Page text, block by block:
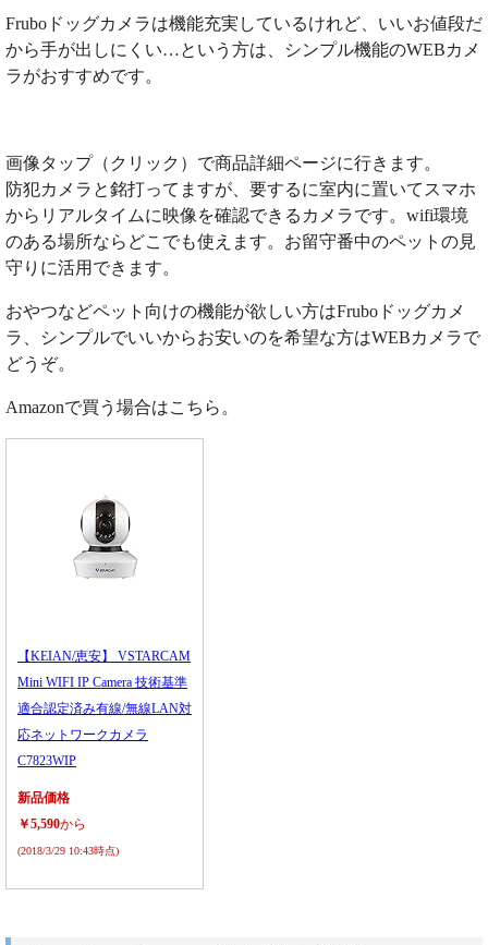
Fruboドッグカメラは機能充実しているけれど、いいお値段だ
から手が出しにくい…という方は、シンプル機能のWEBカメ
ラがおすすめです。
画像タップ（クリック）で商品詳細ページに行きます。
防犯カメラと銘打ってますが、要するに室内に置いてスマホ
からリアルタイムに映像を確認できるカメラです。wifi環境
のある場所ならどこでも使えます。お留守番中のペットの見
守りに活用できます。
おやつなどペット向けの機能が欲しい方はFruboドッグカメ
ラ、シンプルでいいからお安いのを希望な方はWEBカメラで
どうぞ。
Amazonで買う場合はこちら。
【KEIAN/恵安】 VSTARCAM
Mini WIFI IP Camera 技術基準
適合認定済み有線/無線LAN対
応ネットワークカメラ
C7823WIP
新品価格
￥5,590から
(2018/3/29 10:43時点)